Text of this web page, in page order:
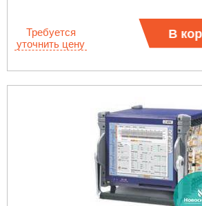
Требуется
уточнить цену
В